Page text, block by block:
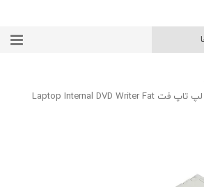
دی وی دی رایتر داخلی لپ تاپ فت Laptop Internal DVD Writer Fat